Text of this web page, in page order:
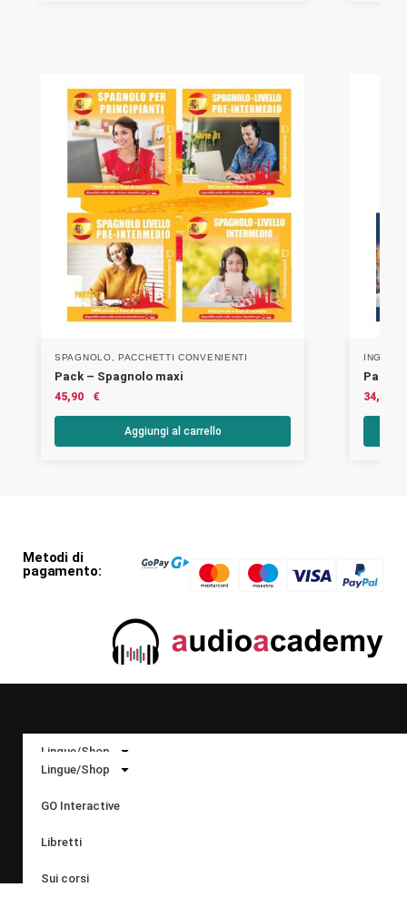
SPAGNOLO,PACCHETTI CONVENIENTI
Pack – Spagnolo maxi
45,90 €
Aggiungi al carrello
Pack –
34,90
Metodi di
pagamento:
Lingue/Shop
Lingue/Shop
GO Interactive
Libretti
Sui corsi
Seguiteci:
Lingue:​